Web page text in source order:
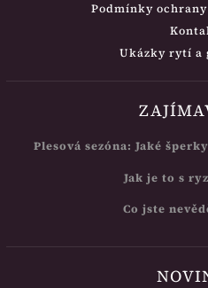
Podmínky
Ukázky rytí a
Plesová sezóna: Jaké
Jak je to s
Co jste